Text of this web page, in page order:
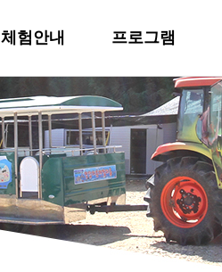
체험안내 프로그램